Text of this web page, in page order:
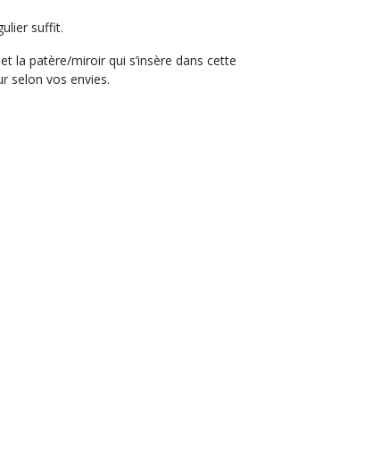
suffit.
la patère/miroir qui s’insère dans cette
selon vos envies.